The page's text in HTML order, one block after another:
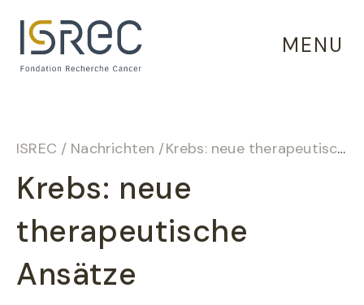
MENU
ISREC / Nachrichten /Krebs: neue therapeutische Ansätze
Krebs: neue
therapeutische
Ansätze